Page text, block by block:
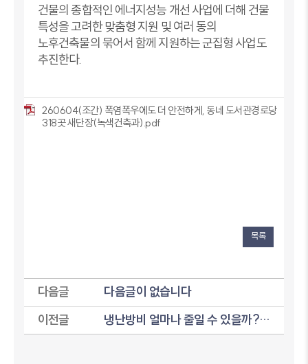
건물의 종합적인 에너지성능 개선 사업에 더해 건물
특성을 고려한 맞춤형 지원 및 여러 동의
노후건축물의 묶어서 함께 지원하는 군집형 사업도
추진한다.
260604(조간) 폭염폭우에도 더 안전하게, 동네 도서관경로당
318곳 새단장(녹색건축과).pdf
목록
다음글
다음글이 없습니다
이전글
냉난방비 얼마나 줄일 수 있을까? 민간 그린리모델링 컨설팅, 22일부터 신청 접수